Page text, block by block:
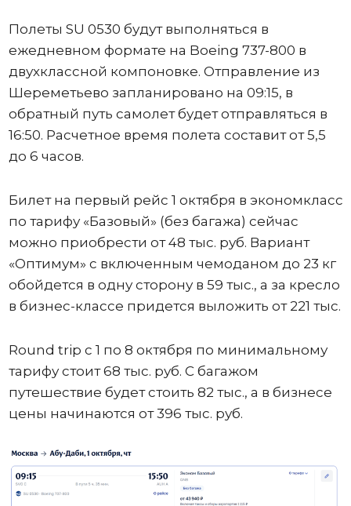
Полеты SU 0530 будут выполняться в
ежедневном формате на Boeing 737-800 в
двухклассной компоновке. Отправление из
Шереметьево запланировано на 09:15, в
обратный путь самолет будет отправляться в
16:50. Расчетное время полета составит от 5,5
до 6 часов.
Билет на первый рейс 1 октября в экономкласс
по тарифу «Базовый» (без багажа) сейчас
можно приобрести от 48 тыс. руб. Вариант
«Оптимум» с включенным чемоданом до 23 кг
обойдется в одну сторону в 59 тыс., а за кресло
в бизнес-классе придется выложить от 221 тыс.
Round trip с 1 по 8 октября по минимальному
тарифу стоит 68 тыс. руб. С багажом
путешествие будет стоить 82 тыс., а в бизнесе
цены начинаются от 396 тыс. руб.